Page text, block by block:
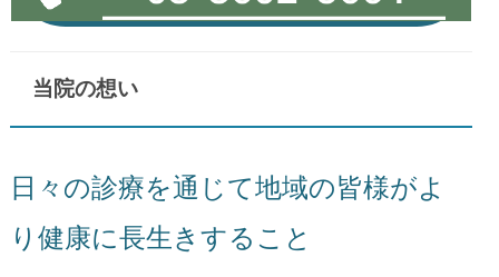
当院の想い
日々の診療を通じて地域の皆様がよ
り健康に長生きすること